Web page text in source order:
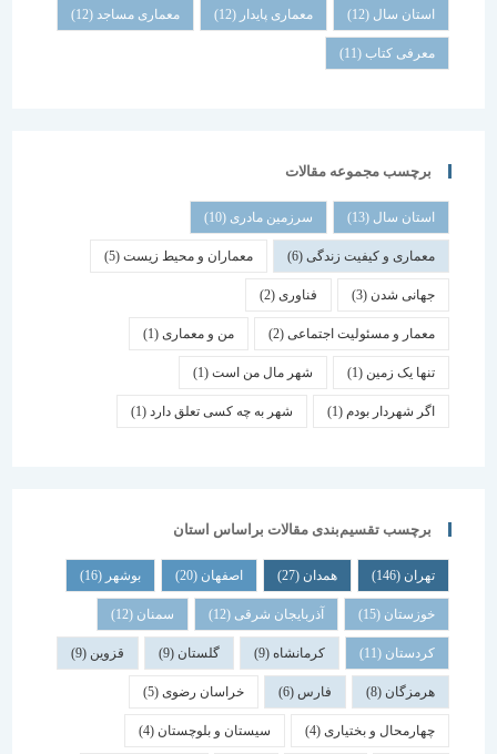
استان سال(12) معماری پایدار (12) معماری مساجد(12)
معرفی کتاب(11)
برچسب مجموعه مقالات
استان سال(13) سرزمین مادری(10)
معماری و کیفیت زندگی(6) معماران و محیط زیست(5)
جهانی شدن(3) فناوری (2)
معمار و مسئولیت اجتماعی (2) من و معماری (1)
تنها یک زمین(1) شهر مال من است(1)
اگر شهردار بودم (1) شهر به چه کسی تعلق دارد(1)
برچسب تقسیم‌بندی مقالات براساس استان
همدان اصفهان (20) بوشهر
خوزستان(15) آذربایجان شرقی(12) سمنان (12)
کردستان(11) کرمانشاه(9) گلستان (9) قزوین
هرمزگان(8) فارس خراسان رضوی(5)
چهارمحال و بختیاری (4) سیستان و بلوچستان(4)